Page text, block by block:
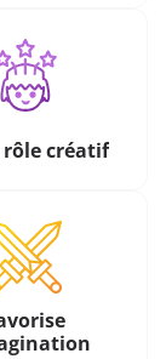
rôle créatif